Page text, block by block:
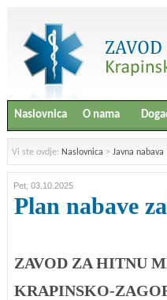
Naslovnica O nama
Vi ste ovdje: Naslovnica > Javna nabava
Pet, 03.10.2025
Plan nabave
ZAVOD ZA HITNU
KRAPINSKO-